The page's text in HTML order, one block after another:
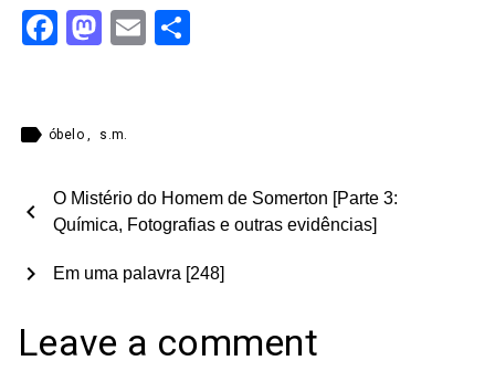
Facebook
Mastodon
Email
label óbelo, s.m.
chevron_left
O Mistério do Homem de Somerton [Parte 3:
Química, Fotografias e outras evidências]
Em uma palavra [248]
chevron_right
Leave a comment